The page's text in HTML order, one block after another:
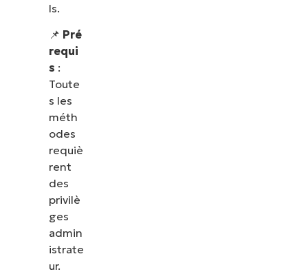
ls.
📌 Pré
requi
s :
Toute
s les
méth
odes
requiè
rent
des
privilè
ges
admin
istrate
ur.